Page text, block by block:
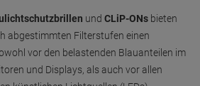
und CLiP-ONs bieten
abgestimmten Filterstufen einen
vor den belastenden Blauanteilen im
und Displays, als auch vor allen